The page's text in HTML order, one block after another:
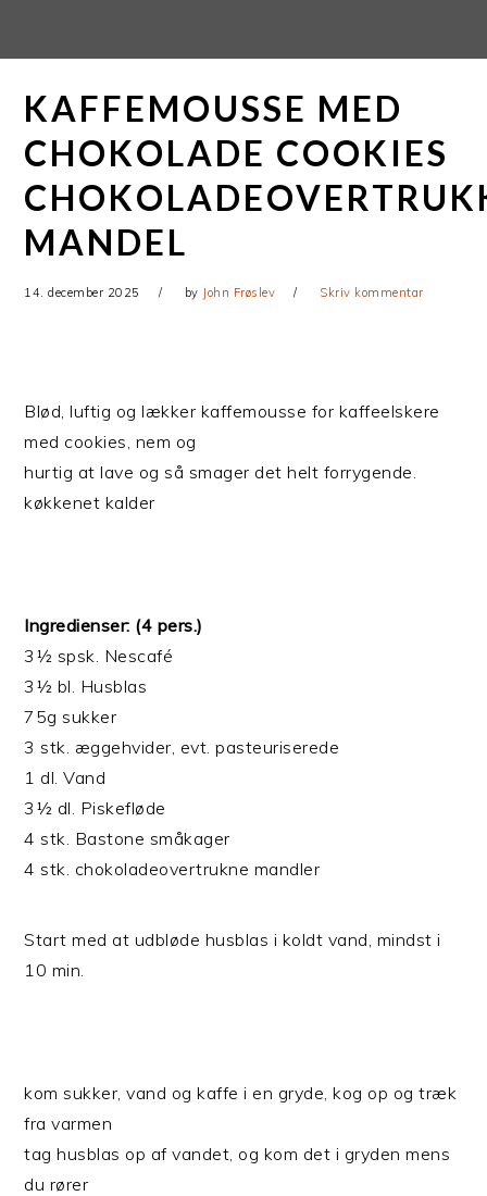
primær
navigation
KAFFEMOUSSE MED
CHOKOLADE COOKIES
MANDEL
14. december 2025 by John Frøslev Skriv kommentar
Blød, luftig og lækker kaffemousse for kaffeelskere
med cookies, nem og
hurtig at lave og så smager det helt forrygende.
køkkenet kalder
Ingredienser: (4 pers.)
3½ spsk. Nescafé
3½ bl. Husblas
75g sukker
3 stk. æggehvider, evt. pasteuriserede
1 dl. Vand
3½ dl. Piskefløde
4 stk. Bastone småkager
4 stk. chokoladeovertrukne mandler
Start med at udbløde husblas i koldt vand, mindst i
10 min.
kom sukker, vand og kaffe i en gryde, kog op og træk
fra varmen
tag husblas op af vandet, og kom det i gryden mens
du rører